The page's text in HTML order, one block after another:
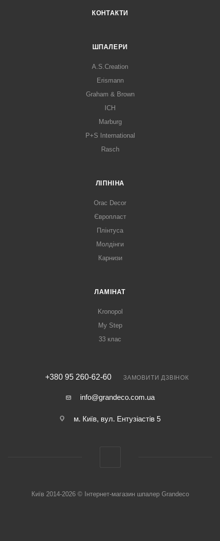
КОНТАКТИ
ШПАЛЕРИ
A.S.Creation
Erismann
Graham & Brown
ICH
Marburg
P+S International
Rasch
ЛІПНІНА
Orac Decor
Європласт
Плінтуса
Молдінги
Карнизи
ЛАМІНАТ
Kronopol
My Step
33 клас
+380 95 260-62-60 ЗАМОВИТИ ДЗВІНОК
info@grandeco.com.ua
м. Київ, вул. Ентузіастів 5
Київ 2014-2026 © Інтернет-магазин шпалер Grandeco